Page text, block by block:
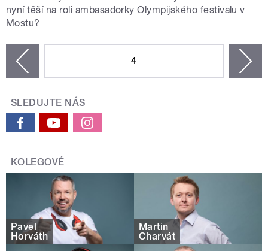
nyní těší na roli ambasadorky Olympijského festivalu v
Mostu?
4
SLEDUJTE NÁS
KOLEGOVÉ
Pavel
Horváth
Martin
Charvát